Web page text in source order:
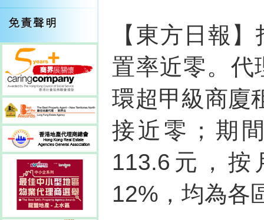
【東方日報
置率近零。代
環超甲級商廈
接近零；期
113.6元，
12%，均為各